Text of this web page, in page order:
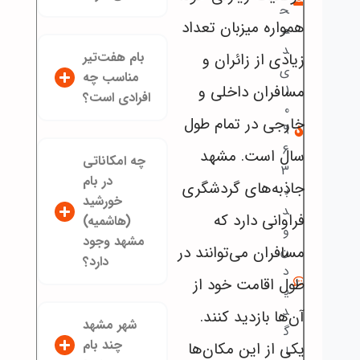
ح
م
د
ی
1
0
9
6
3
ب
د
و
ن
د
ی
د
گ
ا
همواره میزبان تعداد
زیادی از زائران و
مسافران داخلی و
خارجی در تمام طول
سال است. مشهد
جاذبه‌های گردشگری
فراوانی دارد که
مسافران می‌توانند در
طول اقامت خود از
آن‌ها بازدید کنند.
یکی از این مکان‌ها
بام هفت‌تیر
مناسب چه
افرادی است؟
چه امکاناتی
در بام
خورشید
(هاشمیه)
مشهد وجود
دارد؟
شهر مشهد
چند بام